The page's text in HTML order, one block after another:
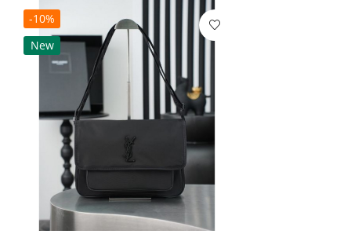
-10%
New